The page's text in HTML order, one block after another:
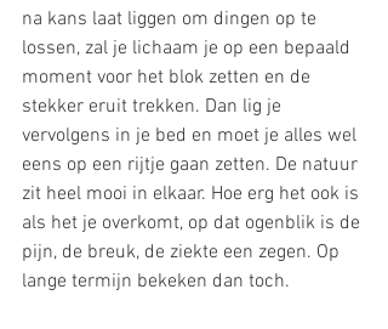
na kans laat liggen om dingen op te
lossen, zal je lichaam je op een bepaald
moment voor het blok zetten en de
stekker eruit trekken. Dan lig je
vervolgens in je bed en moet je alles wel
eens op een rijtje gaan zetten. De natuur
zit heel mooi in elkaar. Hoe erg het ook is
als het je overkomt, op dat ogenblik is de
pijn, de breuk, de ziekte een zegen. Op
lange termijn bekeken dan toch.